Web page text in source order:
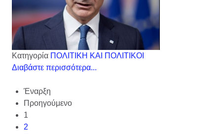
Κατηγορία ΠΟΛΙΤΙΚΗ ΚΑΙ ΠΟΛΙΤΙΚΟΙ
Διαβάστε περισσότερα...
Έναρξη
Προηγούμενο
1
2